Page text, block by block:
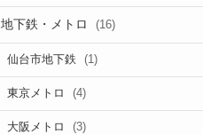
地下鉄・メトロ (16)
仙台市地下鉄 (1)
東京メトロ (4)
大阪メトロ (3)